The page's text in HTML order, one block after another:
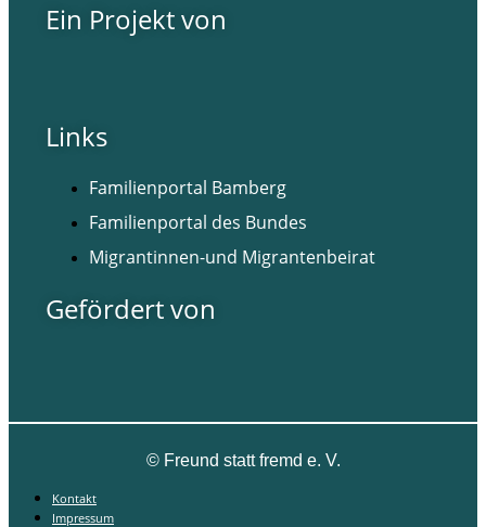
Ein Projekt von
Links
Familienportal Bamberg
Familienportal des Bundes
Migrantinnen-und Migrantenbeirat
Gefördert von
©Freund statt fremd e. V.
Kontakt
Impressum